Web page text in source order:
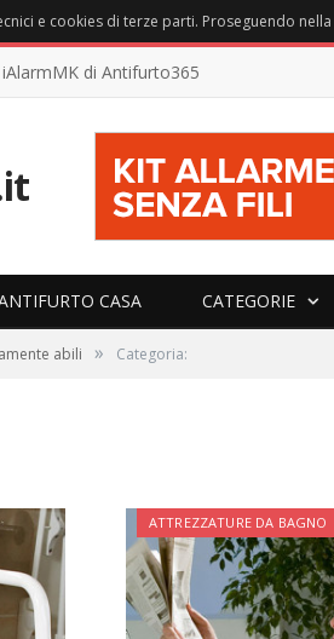
e cookies di terze parti. Proseguendo
iAlarmMK di Antifurto365
CASA CATEGORIE
abili » Categoria:
ATTREZZATURE DA BAGNO